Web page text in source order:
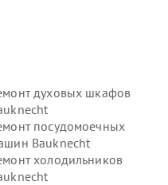
духовых шкафов
посудомоечных
Bauknecht
холодильников